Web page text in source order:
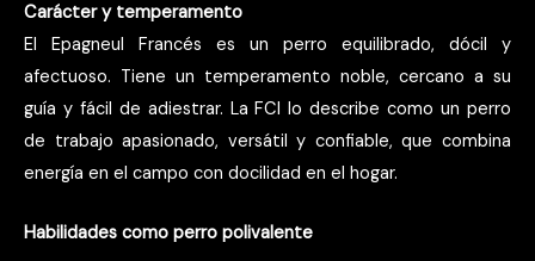
Carácter y temperamento
El Epagneul Francés es un perro equilibrado, dócil y
afectuoso. Tiene un temperamento noble, cercano a su
guía y fácil de adiestrar. La FCI lo describe como un perro
de trabajo apasionado, versátil y confiable, que combina
energía en el campo con docilidad en el hogar.
Habilidades como perro polivalente